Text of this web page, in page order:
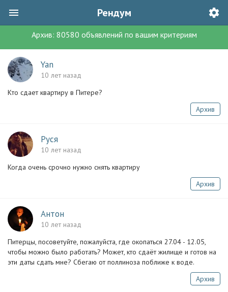
Рендум
Архив: 80580 объявлений по вашим критериям
Yan
10 лет назад
Кто сдает квартиру в Питере?
Архив
Руся
10 лет назад
Когда очень срочно нужно снять квартиру
Архив
Антон
10 лет назад
Питерцы, посоветуйте, пожалуйста, где окопаться 27.04 - 12.05,
чтобы можно было работать? Может, кто сдаёт жилище и готов на
эти даты сдать мне? Сбегаю от поллиноза поближе к воде.
Архив